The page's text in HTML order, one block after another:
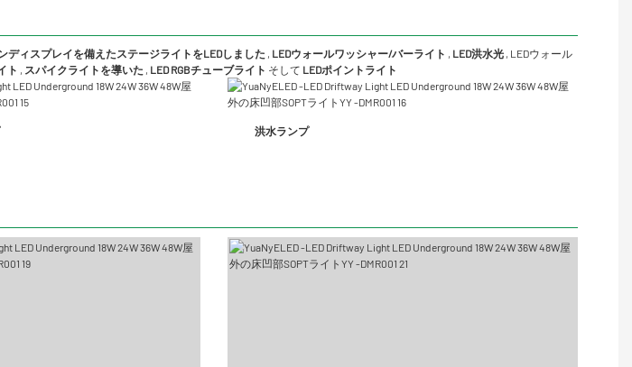
ディスプレイを備えたステージライトをLEDしました LEDウォールワッシャー/バーライト LED洪水光 LEDウォール
ト スパイクライトを導いた LED RGBチューブライト そして LEDポイントライト
洪水ランプ